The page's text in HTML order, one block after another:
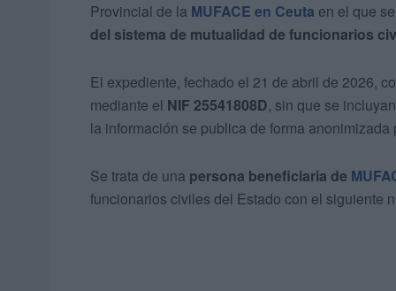
Provincial de la MUFACE en Ceuta en el que
del sistema de mutualidad de funcionarios
El expediente, fechado el 21 de abril de 2026,
mediante el NIF 25541808D, sin que se
la información se publica de forma anonimizada
Se trata de una persona beneficiaria de
funcionarios civiles del Estado con el siguiente